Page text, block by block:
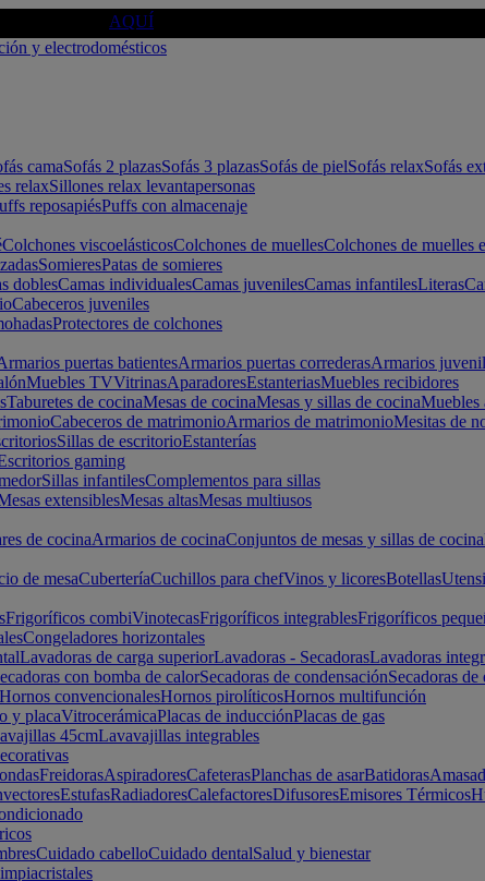
AQUÍ
camaSofás 2 plazasSofás 3 plazasSofás de pielSofás relaxSofás
relaxSillones relax levantapersonas
reposapiésPuffs con almacenaje
Colchones viscoelásticosColchones de muellesColchones de muelles
SomieresPatas de somieres
doblesCamas individualesCamas juvenilesCamas infantilesLiteras
Cabeceros juveniles
Protectores de colchones
puertas batientesArmarios puertas correderasArmarios juvenil
Muebles TVVitrinasAparadoresEstanteriasMuebles recibidores
Taburetes de cocinaMesas de cocinaMesas y sillas de cocinaMuebles
Cabeceros de matrimonioArmarios de matrimonioMesitas de
Sillas de escritorioEstanterías
gaming
Sillas infantilesComplementos para sillas
extensiblesMesas altasMesas multiusos
de cocinaArmarios de cocinaConjuntos de mesas y sillas de cocina
de mesaCuberteríaCuchillos para chefVinos y licoresBotellas
Frigoríficos combiVinotecasFrigoríficos integrablesFrigoríficos
Congeladores horizontales
Lavadoras de carga superiorLavadoras - SecadorasLavadoras
con bomba de calorSecadoras de condensaciónSecadoras de
Hornos convencionalesHornos pirolíticosHornos multifunción
y placaVitrocerámicaPlacas de inducciónPlacas de gas
45cmLavavajillas integrables
FreidorasAspiradoresCafeterasPlanchas de asarBatidoras
EstufasRadiadoresCalefactoresDifusoresEmisores Térmicos
Cuidado cabelloCuidado dentalSalud y bienestar